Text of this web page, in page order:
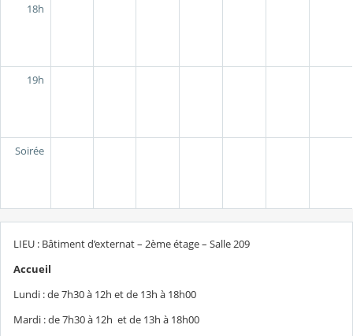
18h
19h
Soirée
LIEU : Bâtiment d’externat – 2ème étage – Salle 209
Accueil
Lundi : de 7h30 à 12h et de 13h à 18h00
Mardi : de 7h30 à 12h et de 13h à 18h00